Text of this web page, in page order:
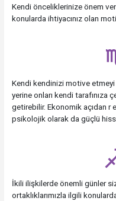
Kendi önceliklerinize önem
konularda ihtiyacınız olan
Kendi kendinizi motive etmeyi
yerine onları kendi tarafınıza
getirebilir. Ekonomik açıdan
psikolojik olarak da güçlü
İkili ilişkilerde önemli günler
ortaklıklarımızla ilgili